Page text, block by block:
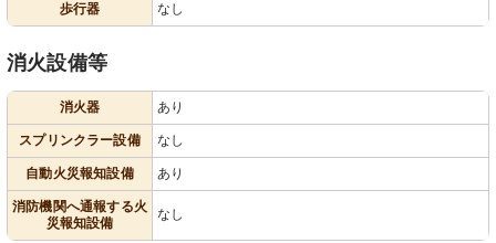
歩行器 なし
消火設備等
消火器 あり
スプリンクラー設備 なし
自動火災報知設備 あり
消防機関へ通報する火
災報知設備
なし